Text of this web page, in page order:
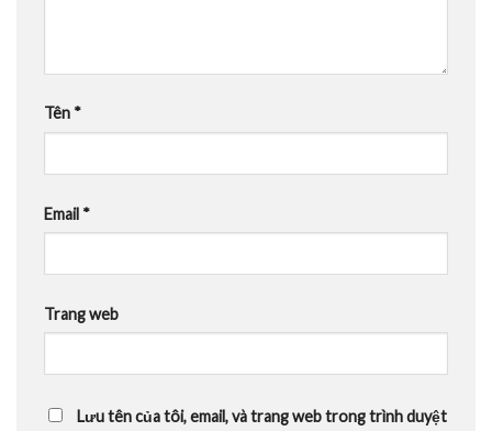
Tên *
Email *
Trang web
Lưu tên của tôi, email, và trang web trong trình duyệt